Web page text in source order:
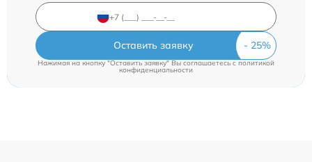
Оставить заявку
Нажимая на кнопку "Оставить заявку" Вы соглашаетесь cполитикой
конфиденциальности